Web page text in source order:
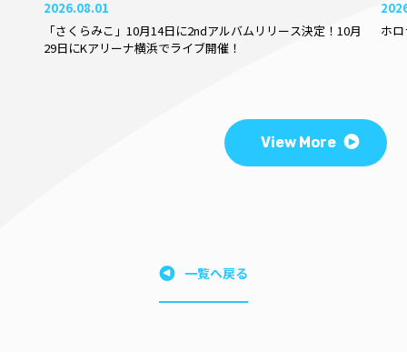
2026.08.01
「さくらみこ」10月14日に2ndアルバムリリース決定！10月
29日にKアリーナ横浜でライブ開催！
ホ
View More
一覧へ戻る